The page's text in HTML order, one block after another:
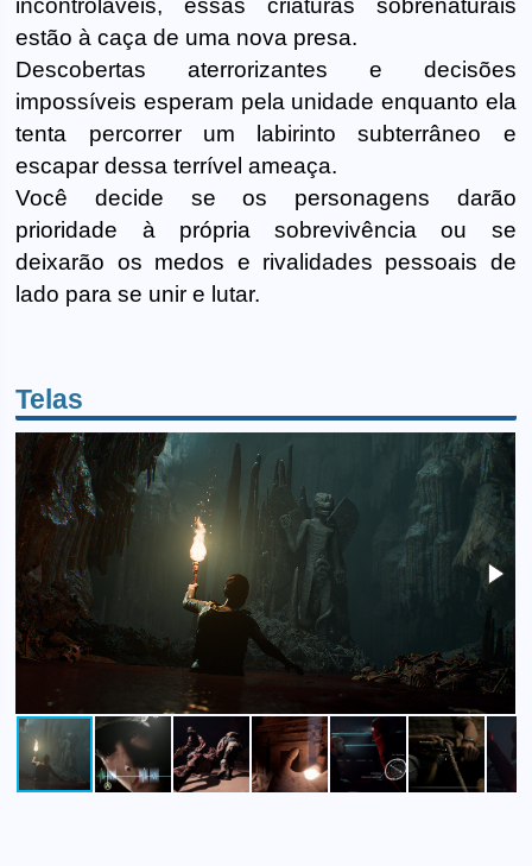
estão à caça de uma nova presa.
Descobertas aterrorizantes e decisões
impossíveis esperam pela unidade enquanto ela
tenta percorrer um labirinto subterrâneo e
escapar dessa terrível ameaça.
Você decide se os personagens darão
prioridade à própria sobrevivência ou se
deixarão os medos e rivalidades pessoais de
lado para se unir e lutar.
Telas